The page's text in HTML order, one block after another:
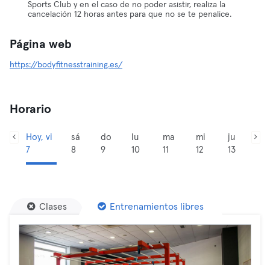
Sports Club y en el caso de no poder asistir, realiza la
cancelación 12 horas antes para que no se te penalice.
Página web
https://bodyfitnesstraining.es/
Horario
Hoy, vi
7
sá
8
do
9
lu
10
ma
11
mi
12
ju
13
Clases Entrenamientos libres